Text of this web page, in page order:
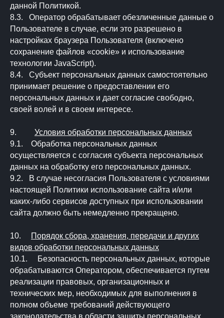
данной Политикой.
8.3. Оператор обрабатывает обезличенные данные о
Пользователе в случае, если это разрешено в
настройках браузера Пользователя (включено
сохранение файлов «cookie» и использование
технологии JavaScript).
8.4. Субъект персональных данных самостоятельно
принимает решение о предоставлении его
персональных данных и дает согласие свободно,
своей волей и в своем интересе.
9. Условия обработки персональных данных
9.1. Обработка персональных данных
осуществляется с согласия субъекта персональных
данных на обработку его персональных данных.
9.2. В случае несогласия Пользователя с условиями
настоящей Политики использование сайта и/или
каких-либо сервисов доступных при использовании
сайта должно быть немедленно прекращено.
10.
Порядок сбора, хранения, передачи и других
видов обработки персональных данных
10.1. Безопасность персональных данных, которые
обрабатываются Оператором, обеспечивается путем
реализации правовых, организационных и
технических мер, необходимых для выполнения в
полном объеме требований действующего
законодательства в области защиты персональных
2026 ©️MAAR DEVELOPMENT
Пользовательское соглашение
Политика конфиденциальности и обработки
персональных данных